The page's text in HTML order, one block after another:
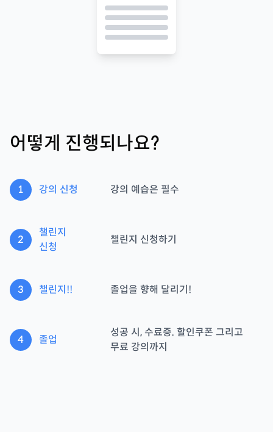
어떻게 진행되나요?
1 강의 신청 강의 예습은 필수
2
챌린지
신청
챌린지 신청하기
3 챌린지!! 졸업을 향해 달리기!
4 졸업
성공 시, 수료증. 할인쿠폰 그리고
무료 강의까지